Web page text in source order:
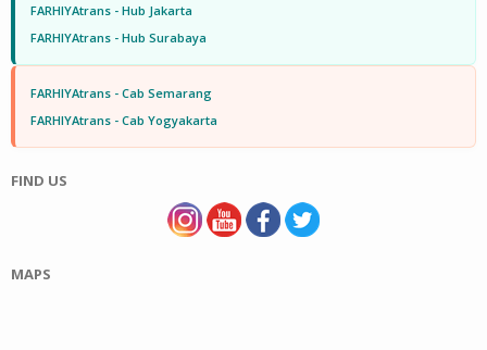
FARHIYAtrans - Hub Jakarta
FARHIYAtrans - Hub Surabaya
FARHIYAtrans - Cab Semarang
FARHIYAtrans - Cab Yogyakarta
FIND US
MAPS